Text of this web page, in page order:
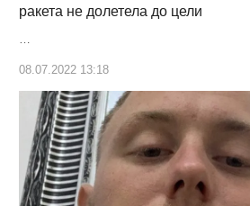
ракета не долетела до цели
08.07.2022 13:18